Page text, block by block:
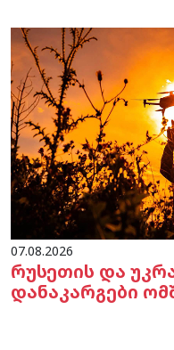
07.08.2026
რუსეთის და
დანაკარგები